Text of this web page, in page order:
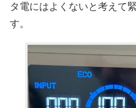
タ電にはよくないと考えて
す。